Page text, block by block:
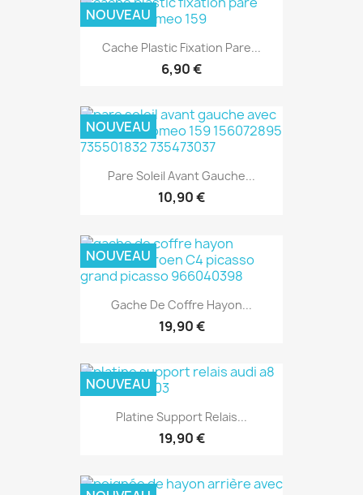
Cache Plastic Fixation Pare...
6,90 €
NOUVEAU
Pare Soleil Avant Gauche...
10,90 €
NOUVEAU
Gache De Coffre Hayon...
19,90 €
NOUVEAU
Platine Support Relais...
19,90 €
NOUVEAU